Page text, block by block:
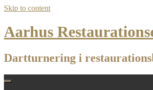
Skip to content
Aarhus
Dartturnering i